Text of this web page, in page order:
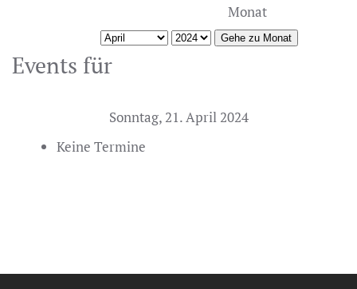
Monat
Gehe zu Monat
Events für
Sonntag, 21. April 2024
Keine Termine